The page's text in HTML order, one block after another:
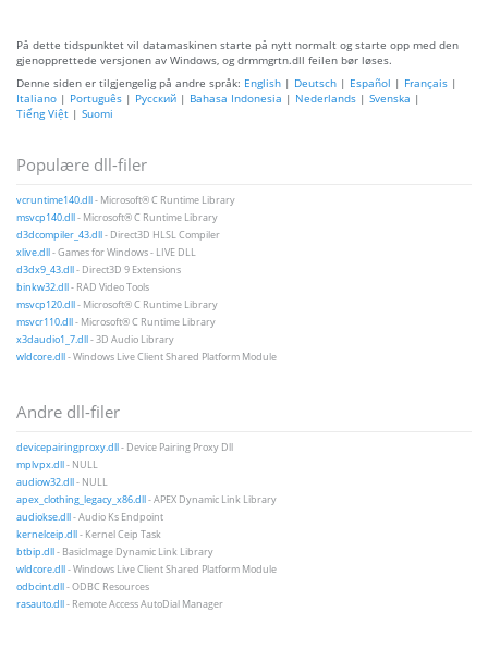
På dette tidspunktet vil datamaskinen starte på nytt normalt og starte opp med den
gjenopprettede versjonen av Windows, og drmmgrtn.dll feilen bør løses.
Denne siden er tilgjengelig på andre språk: English | Deutsch | Español | Français |
Italiano | Português | Русский | Bahasa Indonesia | Nederlands | Svenska |
Tiếng Việt | Suomi
Populære dll-filer
vcruntime140.dll- Microsoft® C Runtime Library
msvcp140.dll- Microsoft® C Runtime Library
d3dcompiler_43.dll- Direct3D HLSL Compiler
xlive.dll- Games for Windows - LIVE DLL
d3dx9_43.dll- Direct3D 9 Extensions
binkw32.dll- RAD Video Tools
msvcp120.dll- Microsoft® C Runtime Library
msvcr110.dll- Microsoft® C Runtime Library
x3daudio1_7.dll- 3D Audio Library
wldcore.dll- Windows Live Client Shared Platform Module
Andre dll-filer
devicepairingproxy.dll- Device Pairing Proxy Dll
mplvpx.dll- NULL
audiow32.dll- NULL
apex_clothing_legacy_x86.dll- APEX Dynamic Link Library
audiokse.dll- Audio Ks Endpoint
kernelceip.dll- Kernel Ceip Task
btbip.dll- BasicImage Dynamic Link Library
wldcore.dll- Windows Live Client Shared Platform Module
odbcint.dll- ODBC Resources
rasauto.dll- Remote Access AutoDial Manager